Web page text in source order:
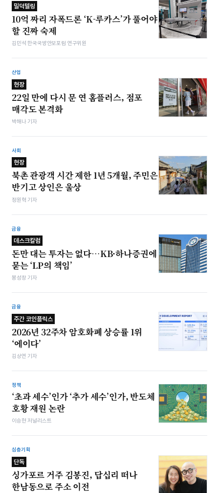
밀덕텔링
10억 짜리 자폭드론 ‘K-루카스’가 풀어야
할 진짜 숙제
김민석 한국국방안보포럼 연구위원
산업
현장
22일 만에 다시 문 연 홈플러스, 점포
매각도 본격화
박해나 기자
사회
현장
북촌 관광객 시간 제한 1년 5개월, 주민은
반기고 상인은 울상
정원혁 기자
금융
데스크칼럼
돈만 대는 투자는 없다…KB·하나증권에
묻는 ‘LP의 책임’
봉성창 기자
금융
주간 코인플릭스
2026년 32주차 암호화폐 상승률 1위
‘에이다’
김상연 기자
정책
‘초과 세수’인가 ‘추가 세수’인가, 반도체
호황 재원 논란
이승현 저널리스트
심층기획
단독
싱가포르 거주 김봉진, 답십리 떠나
한남동으로 주소 이전